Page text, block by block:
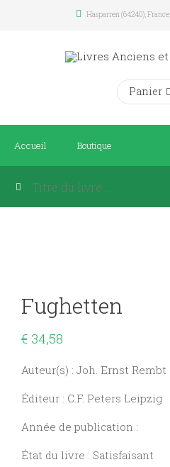
Hasparren (64240), France
Panier
Accueil Boutique
Fughetten
€ 34,58
Auteur(s) : Joh. Ernst Rembt
Éditeur : C.F. Peters Leipzig
Année de publication :
État du livre : Satisfaisant